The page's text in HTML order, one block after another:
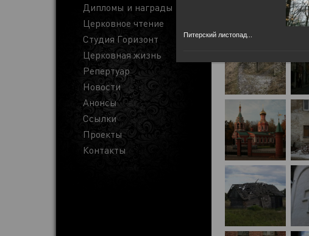
Дипломы и награды
Церковное чтение
Студия Горизонт
Церковная жизнь
Репертуар
Новости
Анонсы
Ссылки
Проекты
Контакты
Питерский листопад...